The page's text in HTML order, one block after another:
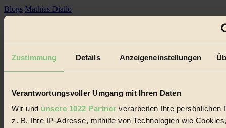
Zustimmung Details Anzeigeneinstellungen
Verantwortungsvoller Umgang mit Ihren Daten
Wir und unsere 1022 Partner verarbeiten Ihre persönlichen
z. B. Ihre IP-Adresse, mithilfe von Technologien wie
Blogs Mathias Diallo
man ihr gibt, anzupassen...
Seitennummerierung
der
Beiträge
2 3 Nächste